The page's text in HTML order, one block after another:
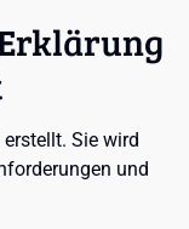
Sie wird
und